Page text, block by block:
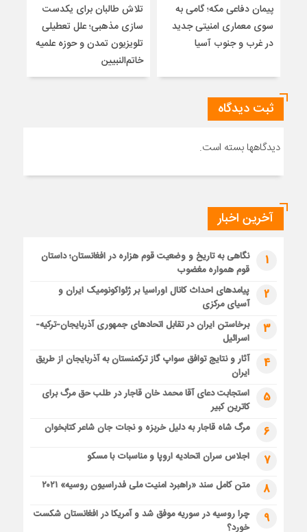
پیمان دفاعی مکه؛ گامی به
سوی معماری امنیتی جدید
در غرب و جنوب آسیا
تلاش طالبان برای یکدست
سازی مذهبی؛ علل تعطیلی
تلویزیون تمدن و حوزه علمیه
خاتم‌النبیین
ثبت دیدگاه
دیدگاهها بسته است.
آخرین اخبار
1
نگاهی به تاریخ و وضعیت قوم هزاره در افغانستان؛ داستان
قوم همواره مغضوب
2
پیامدهای احداث کانال اوراسیا بر ژئواکونومیک ایران و
آسیای مرکزی
3
برخاستن ایران در تقابل اتحادهای جمهوری آذربایجان-ترکیه-
اسرائیل
4
آثار و نتایج توافق سواپ گاز ترکمنستان به آذربایجان از طریق
ایران
5
استجابت دعای آقا محمد خان قاجار در طلب حق مرگ برای
کاترین کبیر
6 مرگ شاه قاجار به دلیل خربزه و نجات جان شاعر کتابخوان
7 اجلاس سران اتحادیه اروپا و مناسبات با مسکو
8 متن کامل سند «راهبرد امنیت ملی فدراسیون روسیه» ۲۰۲۱
9
چرا روسیه در سوریه موفق شد و آمریکا در افغانستان شکست
خورد؟